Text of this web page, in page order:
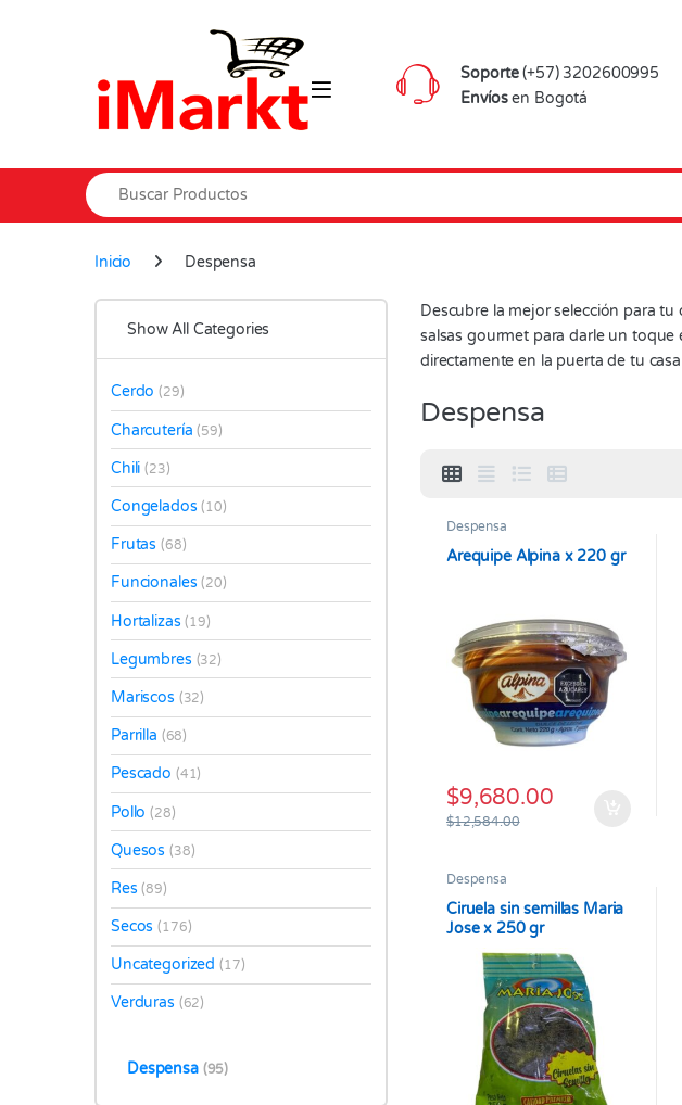
Soporte(+57) 3202600995
Envíosen Bogotá
Search for:
Inicio Despensa
Descubre la mejor selección para
salsas gourmet para darle un toque
directamente en la puerta de tu
Despensa
Despensa
Arequipe Alpina x 220 gr
$9,680.00
$12,584.00
Despensa
Ciruela sin semillas Maria
Jose x 250 gr
Show All Categories
Cerdo(29)
Charcutería(59)
Chili(23)
Congelados(10)
Frutas(68)
Funcionales(20)
Hortalizas(19)
Legumbres (32)
Mariscos (32)
Parrilla (68)
Pescado (41)
Pollo(28)
Quesos(38)
Res(89)
Secos(176)
Uncategorized(17)
Verduras (62)
Despensa (95)